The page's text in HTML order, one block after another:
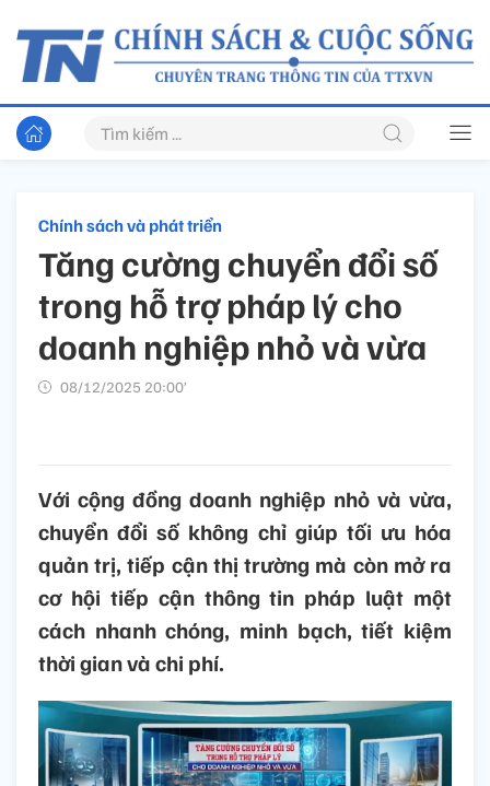
Chính sách và phát triển
Tăng cường chuyển đổi số
trong hỗ trợ pháp lý cho
doanh nghiệp nhỏ và vừa
08/12/2025 20:00’
Với cộng đồng doanh nghiệp nhỏ và vừa,
chuyển đổi số không chỉ giúp tối ưu hóa
quản trị, tiếp cận thị trường mà còn mở ra
cơ hội tiếp cận thông tin pháp luật một
cách nhanh chóng, minh bạch, tiết kiệm
thời gian và chi phí.